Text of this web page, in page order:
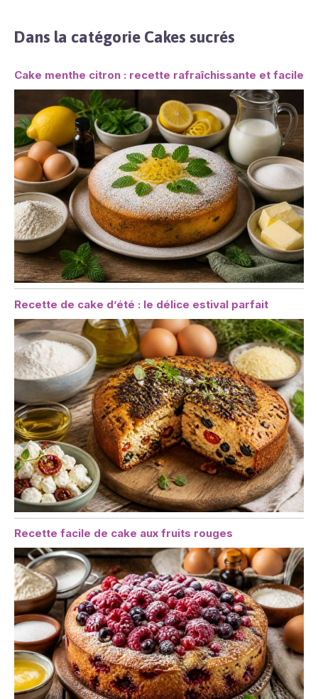
Dans la catégorie Cakes sucrés
Cake menthe citron : recette rafraîchissante et facile
Recette de cake d’été : le délice estival parfait
Recette facile de cake aux fruits rouges